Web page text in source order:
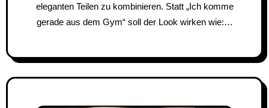
eleganten Teilen zu kombinieren. Statt „Ich komme
gerade aus dem Gym“ soll der Look wirken wie:…